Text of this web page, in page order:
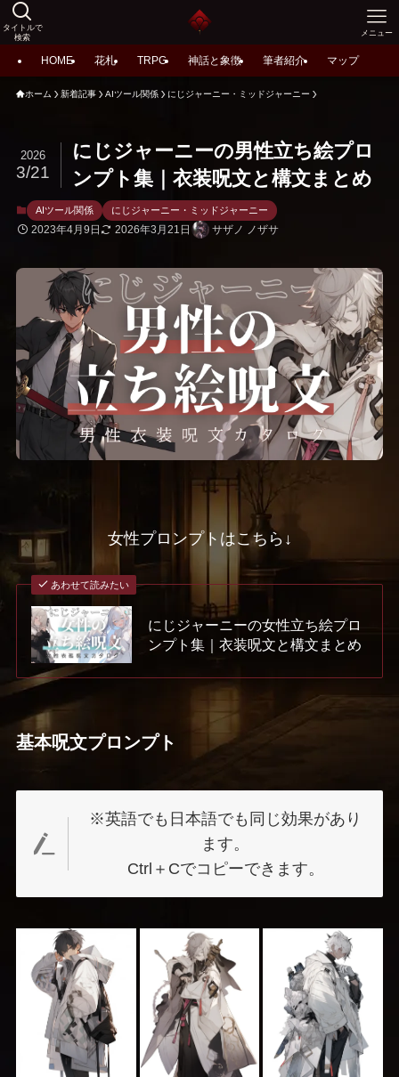
タイトルで
検索
メニュー
HOME 花札 TRPG 神話と象徴 筆者紹介 マップ
ホーム 新着記事 AIツール関係 にじジャーニー・ミッドジャーニー
にじジャーニーの男性立ち絵プロ
ンプト集｜衣装呪文と構文まとめ
2026
3/21
AIツール関係 にじジャーニー・ミッドジャーニー
2023年4月9日 2026年3月21日 サザノ ノザサ
女性プロンプトはこちら↓
あわせて読みたい
にじジャーニーの女性立ち絵プロ
ンプト集｜衣装呪文と構文まとめ
基本呪文プロンプト
※英語でも日本語でも同じ効果があり
ます。
Ctrl＋Cでコピーできます。